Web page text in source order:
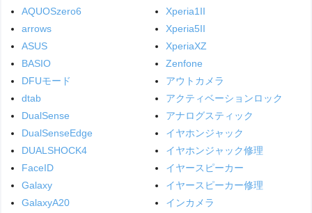
AQUOSzero6
arrows
ASUS
BASIO
DFUモード
dtab
DualSense
DualSenseEdge
DUALSHOCK4
FaceID
Galaxy
GalaxyA20
Xperia1II
Xperia5II
XperiaXZ
Zenfone
アウトカメラ
アクティベーションロック
アナログスティック
イヤホンジャック
イヤホンジャック修理
イヤースピーカー
イヤースピーカー修理
インカメラ